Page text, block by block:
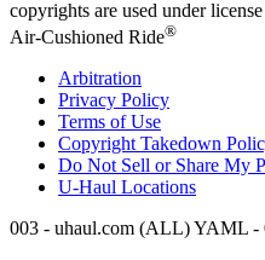
copyrights are used under
Air-Cushioned Ride®
Arbitration
Privacy Policy
Terms of Use
Copyright Takedown
Do Not Sell or Share My
U-Haul Locations
003 - uhaul.com (ALL) YAML -